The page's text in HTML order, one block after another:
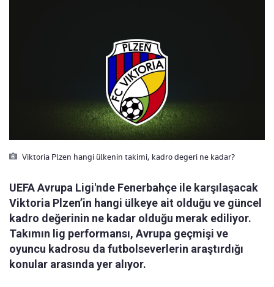
Viktoria Plzen hangi ülkenin takimi, kadro degeri ne kadar?
UEFA Avrupa Ligi'nde Fenerbahçe ile karşılaşacak
Viktoria Plzen’in hangi ülkeye ait olduğu ve güncel
kadro değerinin ne kadar olduğu merak ediliyor.
Takımın lig performansı, Avrupa geçmişi ve
oyuncu kadrosu da futbolseverlerin araştırdığı
konular arasında yer alıyor.